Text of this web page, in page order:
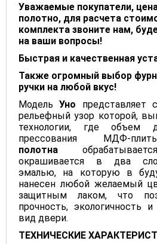
Уважаемые покупатели,
полотно, для расчета
комплекта звоните нам,
на ваши вопросы!
Быстрая и качественная
Также огромный выбор
ручки на любой вкус!
МодельУно представляет
рельефный узор которой,
технологии, где объем
прессования МДФ-
полотна
окрашивается в два
эмалью, на которую в
нанесен любой желаемый
защитным лаком, что
прочность, экологичность
вид двери.
ТЕХНИЧЕСКИЕ